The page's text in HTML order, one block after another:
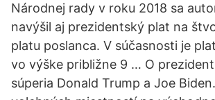
Národnej rady v roku 2018 sa
navýšil aj prezidentský plat na
platu poslanca. V súčasnosti je
vo výške približne 9 … O
súperia Donald Trump a Joe